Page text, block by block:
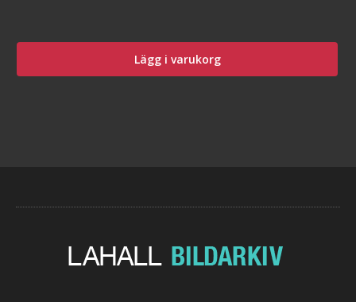
Lägg i varukorg